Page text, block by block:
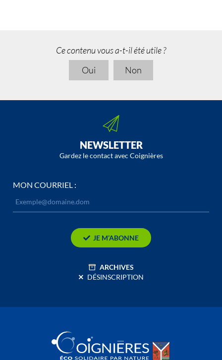
Ce contenu vous a-t-il été utile ?
Oui
Non
NEWSLETTER
Gardez le contact avec Coignières
MON COURRIEL :
JE M’ABONNE
ARCHIVES
DÉSINSCRIPTION